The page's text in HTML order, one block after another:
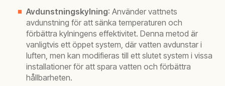
Avdunstningskylning: Använder vattnets
avdunstning för att sänka temperaturen och
förbättra kylningens effektivitet. Denna metod är
vanligtvis ett öppet system, där vatten avdunstar i
luften, men kan modifieras till ett slutet system i vissa
installationer för att spara vatten och förbättra
hållbarheten.